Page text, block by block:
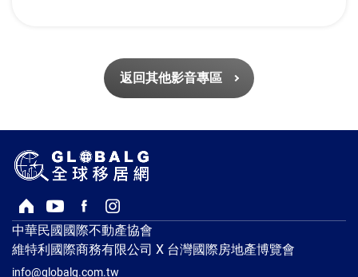
返回其他影音專區
回首頁Youtube頻道
Facebook粉絲專頁
Instagram
中華民國國際不動產協會
維特利國際商務有限公司 X 台灣國際房地產博覽會
info@globalg.com.tw